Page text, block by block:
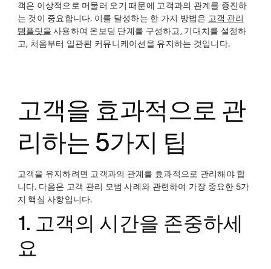
객은 이상적으로 머물러 오기 때문에 고객과의 관계를 증진하
는 것이 중요합니다. 이를 달성하는 한 가지 방법은 고객 관리
템플릿을 사용하여 온보딩 단계를 구성하고, 기대치를 설정하
고, 처음부터 일관된 커뮤니케이션을 유지하는 것입니다.
고객을 효과적으로 관
리하는 5가지 팁
고객을 유지하려면 고객과의 관계를 효과적으로 관리해야 합
니다. 다음은 고객 관리 모범 사례와 관련하여 가장 중요한 5가
지 핵심 사항입니다.
1. 고객의 시간을 존중하세
요